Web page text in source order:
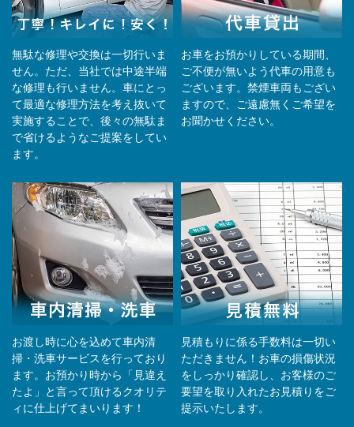
無駄な修理や交換は一切行いま
せん。ただ、当社では中途半端
な修理も行いません。車にとっ
て最適な修理方法を考え抜いて
実施することで、後々の無駄ま
で省けるようなご提案をしてい
ます。
お車をお預かりしている期間、
ご不便が無いよう代車の用意も
ございます。禁煙車両もござい
ますので、ご遠慮無くご希望を
お聞かせください。
お渡し時に心を込めて車内清
掃・洗車サービスを行っており
ます。お預かり時から「見違え
たよ」と言って頂けるクオリテ
ィに仕上げてまいります！
見積もりに係る手数料は一切い
ただきません！お車の損傷状況
をしっかり確認し、お客様のご
要望を取り入れたお見積りをご
提示いたします。